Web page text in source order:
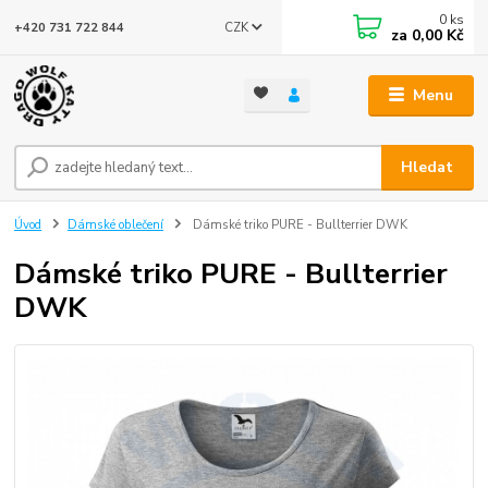
Menu
CZK
Hledat
+420 731 722 844 0 ks
za 0,00 Kč
Úvod Dámské oblečení Dámské triko PURE - Bullterrier DWK
Dámské triko PURE - Bullterrier
DWK